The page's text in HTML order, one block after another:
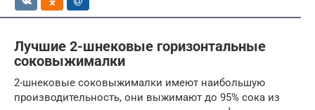
Лучшие 2-шнековые горизонтальные
соковыжималки
2-шнековые соковыжималки имеют наибольшую
производительность, они выжимают до 95% сока из